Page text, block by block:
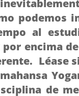
podemos
al
encima
Léase
de